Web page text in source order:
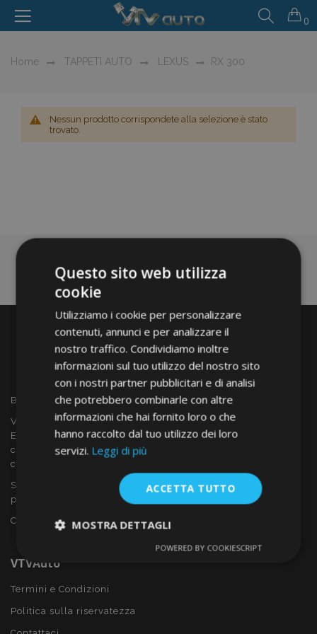
0
Home TAPPETI AUTO LEXUS RX 300
Nessun prodotto corrispondete alla selezione è stato
trovato.
Benvenuto a VTVAUTO
VTVAUTO è rivenditore e fornitore all'ingrosso in tutta
Europa, di accessori per auto come:
copricerchi, deflettori, coprisedili, tappetini per auto,
coperchi cromati, rollbars ecc.
Sei interessato al dropshipping o vuoi diventare nostro
partner?
Contattaci oggi stesso!
VTVAuto
Termini e Condizioni
Politica sulla riservatezza
Questo sito web utilizza
cookie
Utilizziamo i cookie per personalizzare
contenuti, annunci e per analizzare il
nostro traffico. Condividiamo inoltre
informazioni sul tuo utilizzo del nostro sito
con i nostri partner pubblicitari e di analisi
che potrebbero combinarle con altre
informazioni che hai fornito loro o che
hanno raccolto dal tuo utilizzo dei loro
servizi. Leggi di più
ACCETTA TUTTO
MOSTRA DETTAGLI
Performance
POWERED BY COOKIESCRIPT